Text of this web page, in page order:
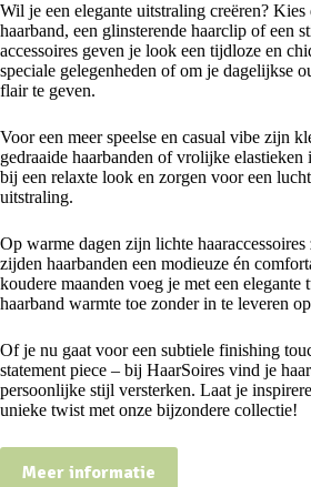
Wil je een elegante uitstraling creëren?
haarband, een glinsterende haarclip of een
accessoires geven je look een tijdloze en
speciale gelegenheden of om je dagelijkse
flair te geven.
Voor een meer speelse en casual vibe zijn
gedraaide haarbanden of vrolijke elastieken
bij een relaxte look en zorgen voor een
uitstraling.
Op warme dagen zijn lichte
zijden haarbanden een modieuze én
koudere maanden voeg je met een elegante
haarband warmte toe zonder in te leveren
Of je nu gaat voor een subtiele finishing
statement piece – bij HaarSoires vind je
persoonlijke stijl versterken. Laat je
unieke twist met onze bijzondere collectie!
Meer informatie